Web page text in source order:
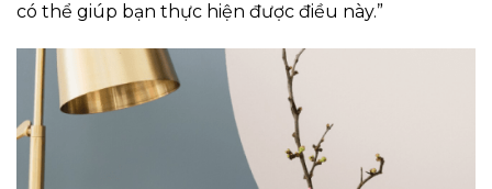
có thể giúp bạn thực hiện được điều này.”